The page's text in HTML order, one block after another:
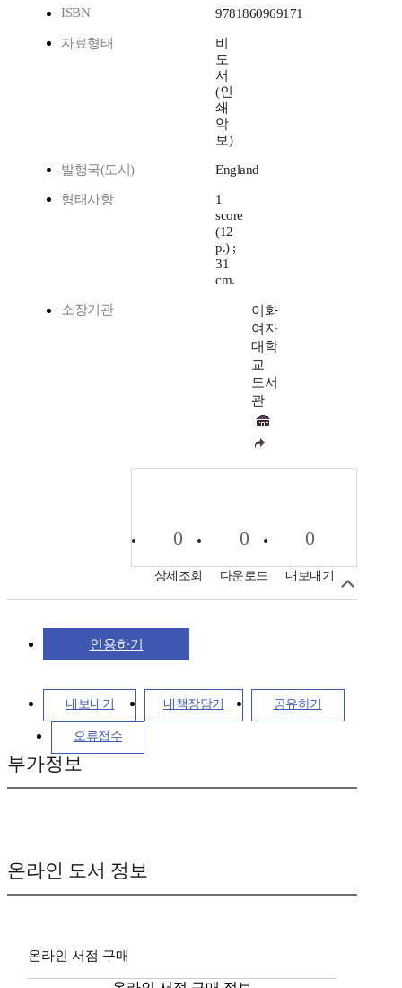
ISBN
9781860969171
자료형태
비
도
서
(인
쇄
악
보)
발행국(도시) England
형태사항
1
score
(12
p.) ;
31
cm.
소장기관
이화
여자
대학
교
도서
관
0
상세조회
0
다운로드
0
내보내기
인용하기
내보내기 내책장담기 공유하기
오류접수
부가정보
온라인 도서 정보
온라인 서점 구매